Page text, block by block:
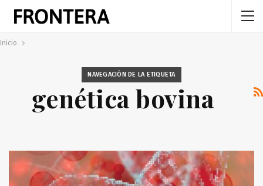
Inicio
NAVEGACIÓN DE LA ETIQUETA
genética bovina